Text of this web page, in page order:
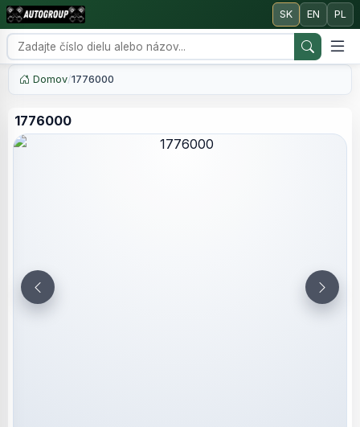
SK EN PL
Domov/1776000
1776000